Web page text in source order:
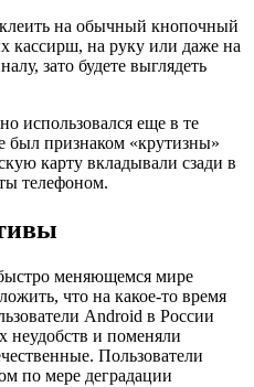
на обычный кнопочный
кассирш, на руку или даже на
зато будете выглядеть
использовался еще в те
был признаком «крутизны»
карту вкладывали сзади в
телефоном.
меняющемся мире
что на какое-то время
Android в России
и поменяли
Пользователи
по мере деградации